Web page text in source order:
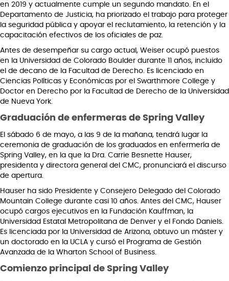
en 2019 y actualmente cumple un segundo mandato. En el
Departamento de Justicia, ha priorizado el trabajo para proteger
la seguridad pública y apoyar el reclutamiento, la retención y la
capacitación efectivos de los oficiales de paz.
Antes de desempeñar su cargo actual, Weiser ocupó puestos
en la Universidad de Colorado Boulder durante 11 años, incluido
el de decano de la Facultad de Derecho. Es licenciado en
Ciencias Políticas y Económicas por el Swarthmore College y
Doctor en Derecho por la Facultad de Derecho de la Universidad
de Nueva York.
Graduación de enfermeras de Spring Valley
El sábado 6 de mayo, a las 9 de la mañana, tendrá lugar la
ceremonia de graduación de los graduados en enfermería de
Spring Valley, en la que la Dra. Carrie Besnette Hauser,
presidenta y directora general del CMC, pronunciará el discurso
de apertura.
Hauser ha sido Presidente y Consejero Delegado del Colorado
Mountain College durante casi 10 años. Antes del CMC, Hauser
ocupó cargos ejecutivos en la Fundación Kauffman, la
Universidad Estatal Metropolitana de Denver y el Fondo Daniels.
Es licenciada por la Universidad de Arizona, obtuvo un máster y
un doctorado en la UCLA y cursó el Programa de Gestión
Avanzada de la Wharton School of Business.
Comienzo principal de Spring Valley